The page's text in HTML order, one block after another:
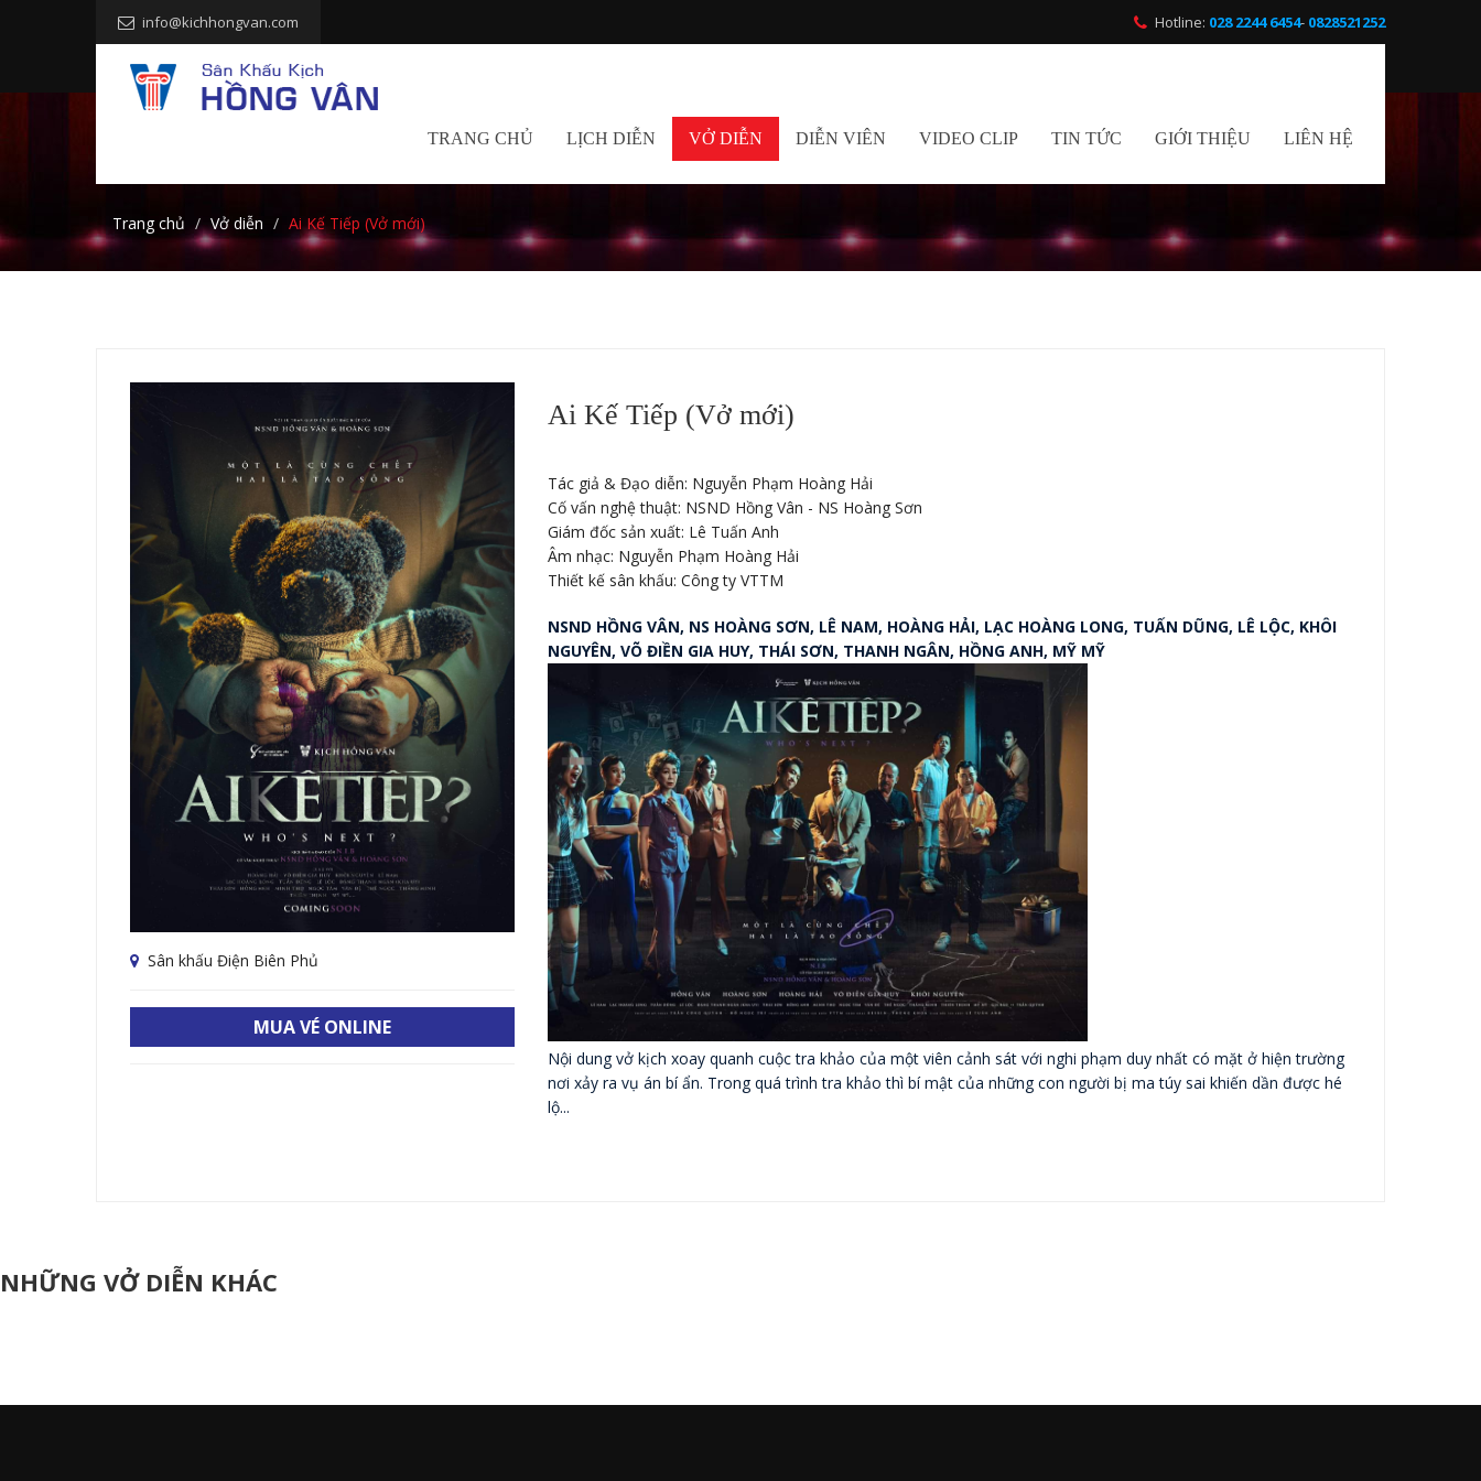
info@kichhongvan.com Hotline: 028 2244 6454- 0828521252
TRANG CHỦ LỊCH DIỄN VỞ DIỄN DIỄN VIÊN VIDEO CLIP TIN TỨC GIỚI THIỆU LIÊN HỆ
Trang chủ Vở diễn Ai Kế Tiếp (Vở mới)
Sân khấu Điện Biên Phủ
MUA VÉ ONLINE
Ai Kế Tiếp (Vở mới)
Tác giả & Đạo diễn: Nguyễn Phạm Hoàng Hải
Cố vấn nghệ thuật: NSND Hồng Vân - NS Hoàng Sơn
Giám đốc sản xuất: Lê Tuấn Anh
Âm nhạc: Nguyễn Phạm Hoàng Hải
Thiết kế sân khấu: Công ty VTTM
NSND HỒNG VÂN, NS HOÀNG SƠN, LÊ NAM, HOÀNG HẢI, LẠC HOÀNG LONG, TUẤN DŨNG, LÊ LỘC, KHÔI
NGUYÊN, VÕ ĐIỀN GIA HUY, THÁI SƠN, THANH NGÂN, HỒNG ANH, MỸ MỸ
Nội dung vở kịch xoay quanh cuộc tra khảo của một viên cảnh sát với nghi phạm duy nhất có mặt ở hiện trường
nơi xảy ra vụ án bí ẩn. Trong quá trình tra khảo thì bí mật của những con người bị ma túy sai khiến dần được hé
lộ...
NHỮNG VỞ DIỄN KHÁC